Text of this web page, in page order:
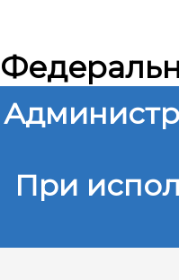
При